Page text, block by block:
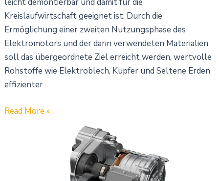
leicht demontierbar und damit für die
Kreislaufwirtschaft geeignet ist. Durch die
Ermöglichung einer zweiten Nutzungsphase des
Elektromotors und der darin verwendeten Materialien
soll das übergeordnete Ziel erreicht werden, wertvolle
Rohstoffe wie Elektroblech, Kupfer und Seltene Erden
effizienter
Read More »
Effizienzsteigerung: